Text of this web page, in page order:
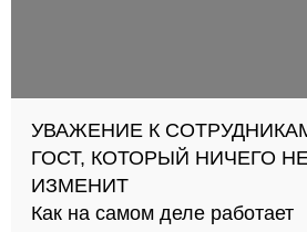
УВАЖЕНИЕ К
ГОСТ, КОТОРЫЙ НИЧЕГО
ИЗМЕНИТ
Как на самом деле работает